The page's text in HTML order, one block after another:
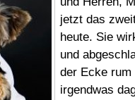
jetzt das
heute. Sie
und
der Ecke rum
irgendwas